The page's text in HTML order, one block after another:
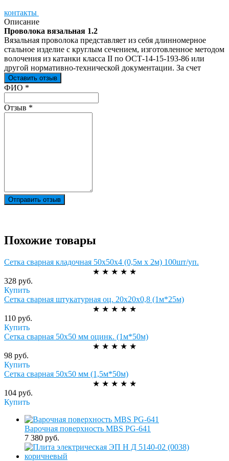
контакты
Описание
Проволока вязальная 1.2
Вязальная проволока представляет из себя длинномерное
стальное изделие с круглым сечением, изготовленное методом
волочения из катанки класса II по ОСТ-14-15-193-86 или
другой нормативно-технической документации. За счет
Оставить отзыв
Ваш отзыв был отправлен!
ФИО *
Отзыв *
Отправить отзыв
Похожие товары
Сетка сварная кладочная 50х50х4 (0,5м х 2м) 100шт/уп.
★ ★ ★ ★ ★
328 руб.
Купить
Сетка сварная штукатурная оц. 20х20х0,8 (1м*25м)
★ ★ ★ ★ ★
110 руб.
Купить
Сетка сварная 50х50 мм оцинк. (1м*50м)
★ ★ ★ ★ ★
98 руб.
Купить
Сетка сварная 50х50 мм (1,5м*50м)
★ ★ ★ ★ ★
104 руб.
Купить
Варочная поверхность MBS PG-641
7 380 руб.